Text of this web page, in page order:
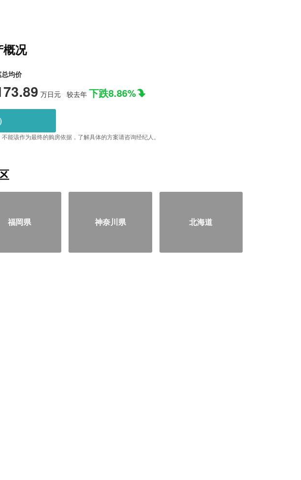
概况
均价
万日元 较去年 下跌8.86%
能该作为最终的购房依据，了解具体的方案请咨询经纪人。
福岡県 神奈川県 北海道